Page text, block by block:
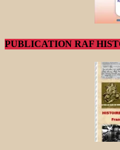
PUBLICATION RAF